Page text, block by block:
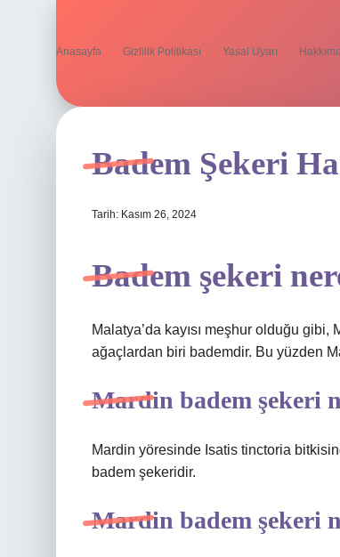
Anasayfa Gizlilik Politikası Yasal Uyarı
Badem Şekeri
Tarih: Kasım 26, 2024
Badem şekeri
Malatya’da kayısı meşhur olduğu
ağaçlardan biri bademdir. Bu yüzden
Mardin badem şekeri
Mardin yöresinde Isatis tinctoria
badem şekeridir.
Mardin badem şekeri